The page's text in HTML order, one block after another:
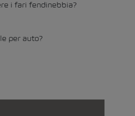
i fari fendinebbia?
per auto?